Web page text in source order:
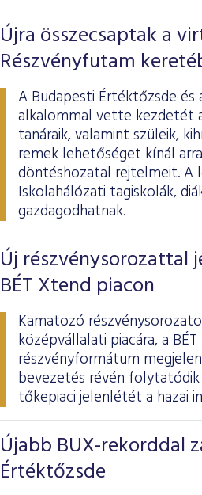
Újra összecsaptak a
Részvényfutam
A Budapesti Értéktőzsde
alkalommal vette kezdetét
tanáraik, valamint szüleik,
remek lehetőséget kínál
döntéshozatal rejtelmeit. A
Iskolahálózati tagiskolák,
gazdagodhatnak.
Új részvénysorozattal
BÉT Xtend piacon
Kamatozó
középvállalati piacára, a
részvényformátum
bevezetés révén
tőkepiaci jelenlétét a hazai
Újabb BUX-rekorddal
Értéktőzsde